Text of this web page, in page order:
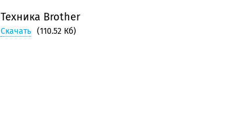
Техника Brother
Скачать (110.52 Кб)